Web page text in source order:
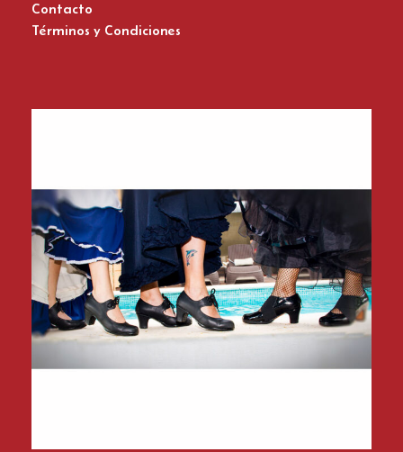
Contacto
Términos y Condiciones
Zapatos del Flamenco